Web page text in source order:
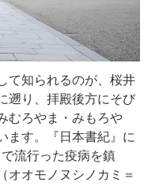
て知られるのが、桜井
遡り、拝殿後方にそび
むろやま・みもろや
ます。『日本書紀』に
流行った疫病を鎮
オオモノヌシノカミ＝